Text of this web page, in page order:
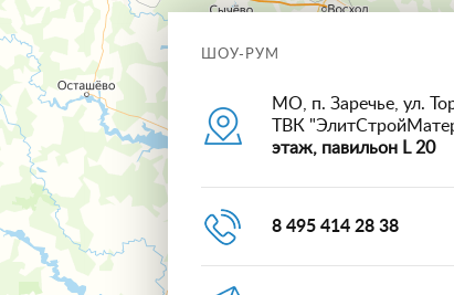
ШОУ-РУМ
МО, п. Заречье, ул.
ТВК
этаж, павильон L 20
8 495 414 28 38